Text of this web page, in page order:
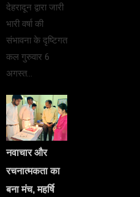
देहरादून द्वारा जारी
भारी वर्षा की
संभावना के दृष्टिगत
कल गुरुवार 6
अगस्त…
नवाचार और
रचनात्मकता का
बना मंच, महर्षि